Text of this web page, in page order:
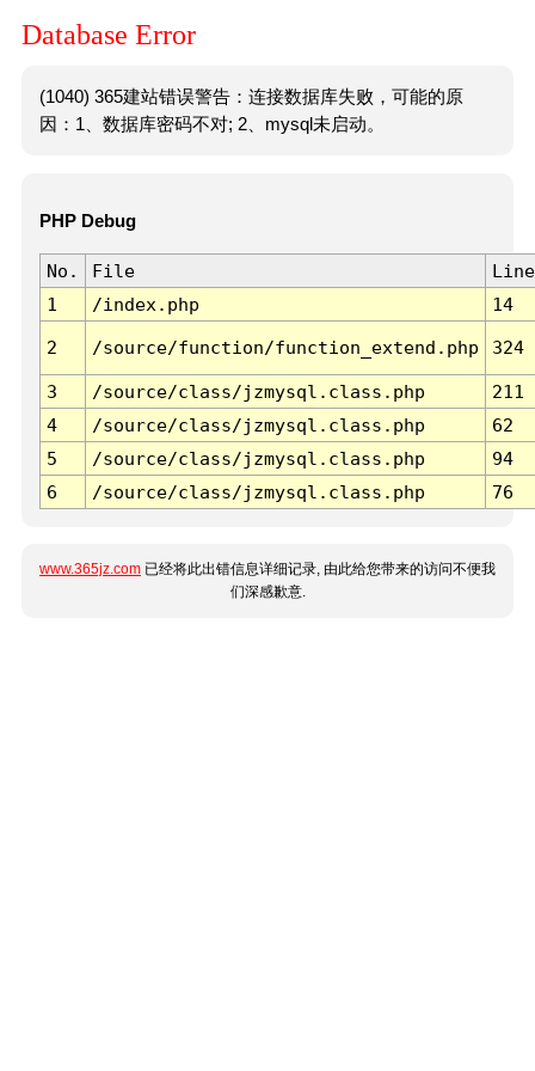
Database Error
(1040) 365建站错误警告：连接数据库失败，可能的原
因：1、数据库密码不对; 2、mysql未启动。
PHP Debug
No. File
Line
1
/index.php 14
2 /source/function/function_extend.php 324
3 /source/class/jzmysql.class.php
211
4
/source/class/jzmysql.class.php
62
5
/source/class/jzmysql.class.php
94
6
/source/class/jzmysql.class.php 76
www.365jz.com 已经将此出错信息详细记录, 由此给您带来的访问不便我
们深感歉意.